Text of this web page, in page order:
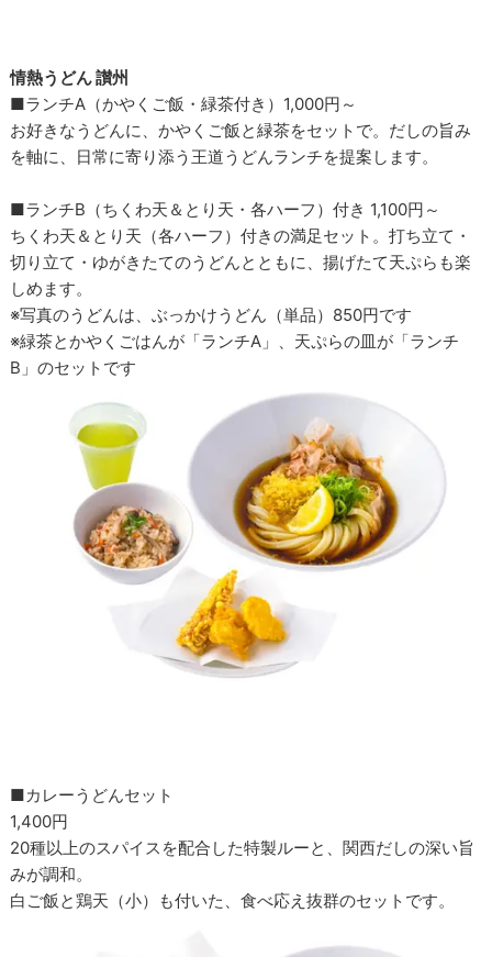
情熱うどん 讃州
■ランチA（かやくご飯・緑茶付き）1,000円～
お好きなうどんに、かやくご飯と緑茶をセットで。だしの旨み
を軸に、日常に寄り添う王道うどんランチを提案します。
■ランチB（ちくわ天＆とり天・各ハーフ）付き 1,100円～
ちくわ天＆とり天（各ハーフ）付きの満足セット。打ち立て・
切り立て・ゆがきたてのうどんとともに、揚げたて天ぷらも楽
しめます。
※写真のうどんは、ぶっかけうどん（単品）850円です
※緑茶とかやくごはんが「ランチA」、天ぷらの皿が「ランチ
B」のセットです
■カレーうどんセット
1,400円
20種以上のスパイスを配合した特製ルーと、関西だしの深い旨
みが調和。
白ご飯と鶏天（小）も付いた、食べ応え抜群のセットです。